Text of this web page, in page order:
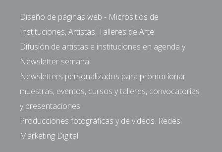
Diseño de páginas web - Micrositios de
Instituciones, Artistas, Talleres de Arte
Difusión de artistas e instituciones en agenda y
Newsletter semanal
Newsletters personalizados para promocionar
muestras, eventos, cursos y talleres, convocatorias
y presentaciones
Producciones fotográficas y de videos. Redes.
Marketing Digital